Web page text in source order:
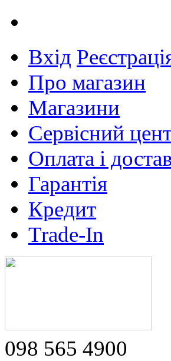
Вхід
Про магазин
Магазини
Сервісний
Оплата і
Гарантія
Кредит
Trade-In
098 565 4900